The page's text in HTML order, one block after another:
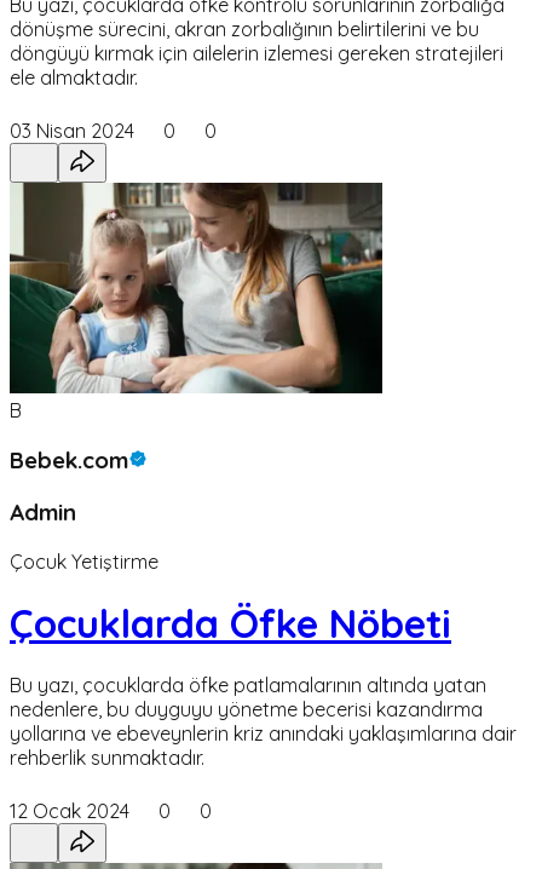
Bu yazı, çocuklarda öfke kontrolü sorunlarının zorbalığa
dönüşme sürecini, akran zorbalığının belirtilerini ve bu
döngüyü kırmak için ailelerin izlemesi gereken stratejileri
ele almaktadır.
03 Nisan 2024 0 0
B
Bebek.com
Admin
Çocuk Yetiştirme
Çocuklarda Öfke Nöbeti
Bu yazı, çocuklarda öfke patlamalarının altında yatan
nedenlere, bu duyguyu yönetme becerisi kazandırma
yollarına ve ebeveynlerin kriz anındaki yaklaşımlarına dair
rehberlik sunmaktadır.
12 Ocak 2024 0 0